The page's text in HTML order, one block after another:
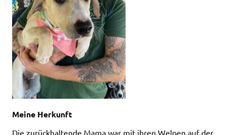
Meine Herkunft
Die zurückhaltende Mama war mit ihren Welpen auf der